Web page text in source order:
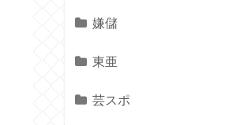
嫌儲
東亜
芸スポ